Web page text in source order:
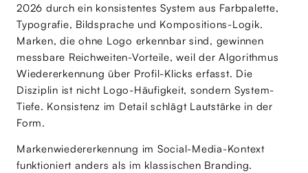
2026 durch ein konsistentes System aus Farbpalette,
Typografie, Bildsprache und Kompositions-Logik.
Marken, die ohne Logo erkennbar sind, gewinnen
messbare Reichweiten-Vorteile, weil der Algorithmus
Wiedererkennung über Profil-Klicks erfasst. Die
Disziplin ist nicht Logo-Häufigkeit, sondern System-
Tiefe. Konsistenz im Detail schlägt Lautstärke in der
Form.
Markenwiedererkennung im Social-Media-Kontext
funktioniert anders als im klassischen Branding.